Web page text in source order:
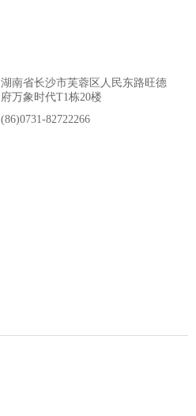
湖南省长沙市芙蓉区人民东路旺德
府万象时代T1栋20楼
(86)0731-82722266